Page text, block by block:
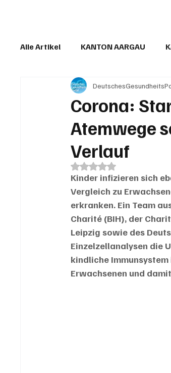
Alle Artikel KANTON AARGAU
IN EIGENER SACHE
Corona:
Atemwege
Verlauf
Mit NaN von 5 Sternen
Kinder infizieren sich
Vergleich zu
erkranken. Ein Team
Charité (BIH), der
Leipzig sowie des
Einzelzellanalysen die
kindliche
Erwachsenen und